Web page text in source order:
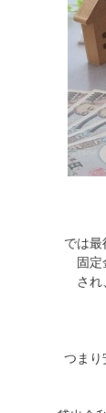
では最
固
され
つまり